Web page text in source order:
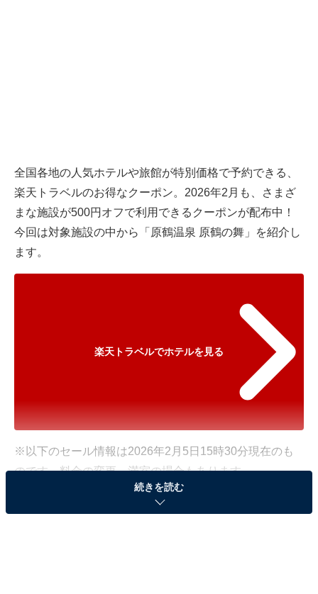
全国各地の人気ホテルや旅館が特別価格で予約できる、
楽天トラベルのお得なクーポン。2026年2月も、さまざ
まな施設が500円オフで利用できるクーポンが配布中！
今回は対象施設の中から「原鶴温泉 原鶴の舞」を紹介し
ます。
楽天トラベルでホテルを見る
※以下のセール情報は2026年2月5日15時30分現在のも
のです。料金の変更、満室の場合もあります。
※本記事で紹介している商品の購入やサービスの利用により、売上の一部が
オールアバウトに還元されることがあります。
続きを読む